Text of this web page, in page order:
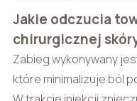
Jakie odczucia
chirurgicznej
Zabieg wykonywany
które minimalizuje ból